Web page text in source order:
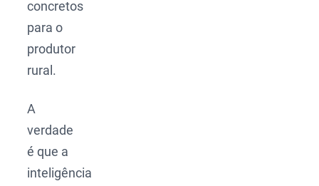
concretos
para o
produtor
rural.
A
verdade
é que a
inteligência